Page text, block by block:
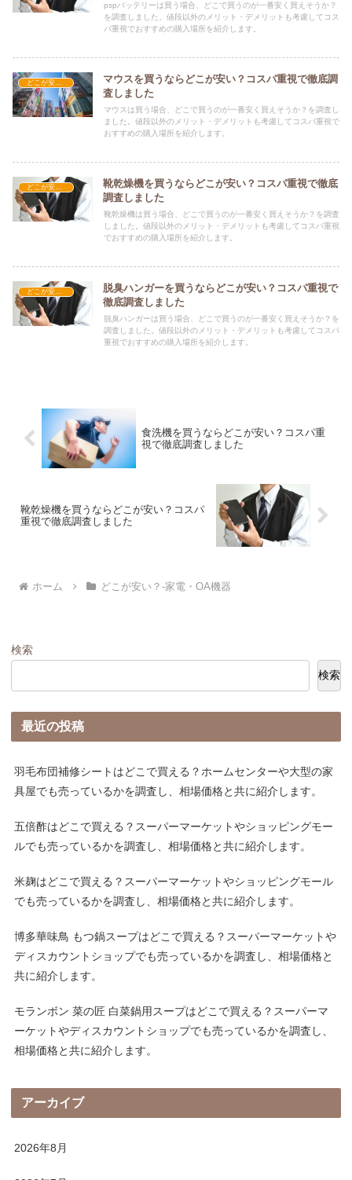
pspバッテリーは買う場合、どこで買うのが一番安く買えそうか？
を調査しました。値段以外のメリット・デメリットも考慮してコス
パ重視でおすすめの購入場所を紹介します。
どこが安い？-家電・OA機器
マウスを買うならどこが安い？コスパ重視で徹底調
査しました
マウスは買う場合、どこで買うのが一番安く買えそうか？を調査し
ました。値段以外のメリット・デメリットも考慮してコスパ重視で
おすすめの購入場所を紹介します。
どこが安い？-家電・OA機器
靴乾燥機を買うならどこが安い？コスパ重視で徹底
調査しました
靴乾燥機は買う場合、どこで買うのが一番安く買えそうか？を調査
しました。値段以外のメリット・デメリットも考慮してコスパ重視
でおすすめの購入場所を紹介します。
どこが安い？-家電・OA機器
脱臭ハンガーを買うならどこが安い？コスパ重視で
徹底調査しました
脱臭ハンガーは買う場合、どこで買うのが一番安く買えそうか？を
調査しました。値段以外のメリット・デメリットも考慮してコスパ
重視でおすすめの購入場所を紹介します。
食洗機を買うならどこが安い？コスパ重
視で徹底調査しました
靴乾燥機を買うならどこが安い？コスパ
重視で徹底調査しました
ホーム どこが安い？-家電・OA機器
検索
検索
最近の投稿
羽毛布団補修シートはどこで買える？ホームセンターや大型の家
具屋でも売っているかを調査し、相場価格と共に紹介します。
五倍酢はどこで買える？スーパーマーケットやショッピングモー
ルでも売っているかを調査し、相場価格と共に紹介します。
米麹はどこで買える？スーパーマーケットやショッピングモール
でも売っているかを調査し、相場価格と共に紹介します。
博多華味鳥 もつ鍋スープはどこで買える？スーパーマーケットや
ディスカウントショップでも売っているかを調査し、相場価格と
共に紹介します。
モランボン 菜の匠 白菜鍋用スープはどこで買える？スーパーマ
ーケットやディスカウントショップでも売っているかを調査し、
相場価格と共に紹介します。
アーカイブ
2026年8月